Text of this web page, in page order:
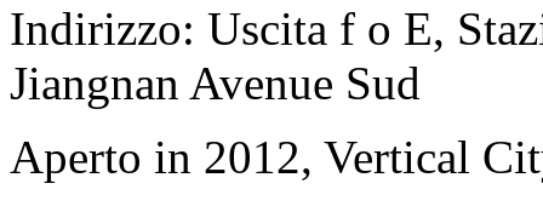
Indirizzo: Uscita f o E,
Jiangnan Avenue Sud
Aperto in 2012, Vertical